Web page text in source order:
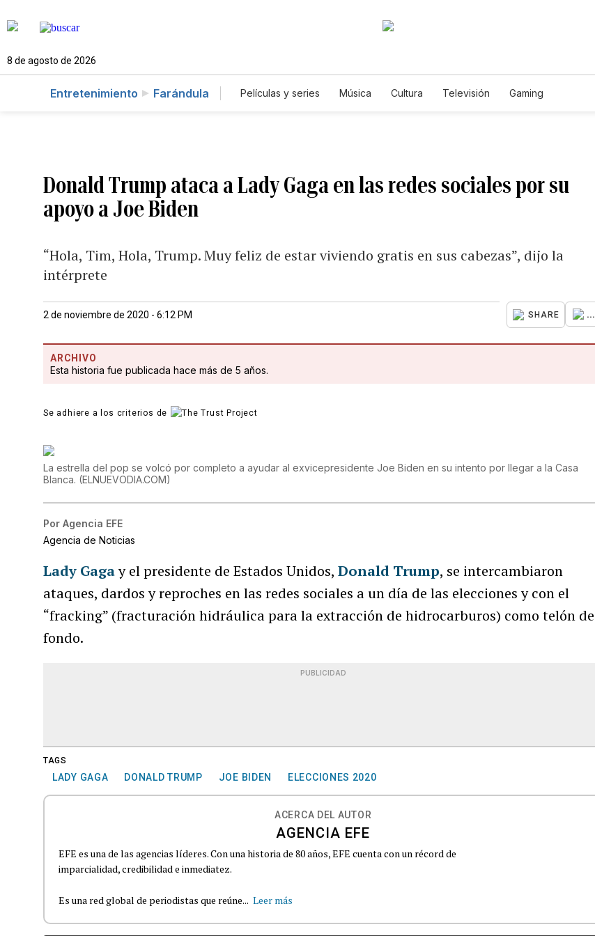
8 de agosto de 2026
Entretenimiento Farándula Películas y series Música Cultura Televisión Gaming
Donald Trump ataca a Lady Gaga en las redes sociales por su
apoyo a Joe Biden
“Hola, Tim, Hola, Trump. Muy feliz de estar viviendo gratis en sus cabezas”, dijo la
intérprete
2 de noviembre de 2020 - 6:12 PM SHARE ...
ARCHIVO
Esta historia fue publicada hace más de 5 años.
Se adhiere a los criterios de
La estrella del pop se volcó por completo a ayudar al exvicepresidente Joe Biden en su intento por llegar a la Casa
Blanca. (ELNUEVODIA.COM)
Por Agencia EFE
Agencia de Noticias
Lady Gagay el presidente de Estados Unidos,Donald Trump, se intercambiaron
ataques, dardos y reproches en las redes sociales a un día de las elecciones y con el
“fracking” (fracturación hidráulica para la extracción de hidrocarburos) como telón de
fondo.
PUBLICIDAD
TAGS
LADY GAGA DONALD TRUMP JOE BIDEN ELECCIONES 2020
ACERCA DEL AUTOR
AGENCIA EFE
EFE es una de las agencias líderes. Con una historia de 80 años, EFE cuenta con un récord de
imparcialidad, credibilidad e inmediatez.
Es una red global de periodistas que reúne... Leer más